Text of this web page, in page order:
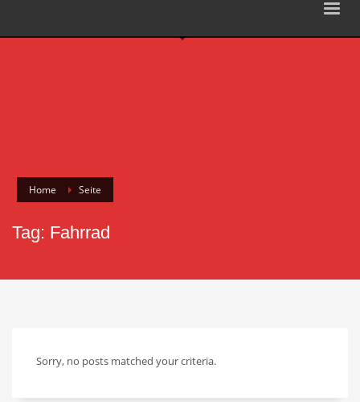
Home Seite
Tag: Fahrrad
Sorry, no posts matched your criteria.